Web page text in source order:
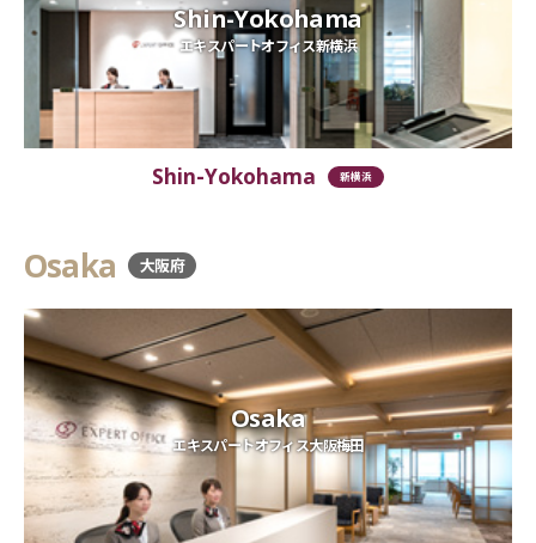
Shin-Yokohama
エキスパートオフィス新横浜
Shin-Yokohama 新横浜
Osaka 大阪府
Osaka
エキスパートオフィス大阪梅田